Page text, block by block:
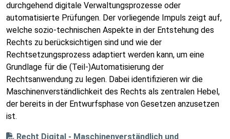
durchgehend digitale Verwaltungsprozesse oder
automatisierte Prüfungen. Der vorliegende Impuls zeigt auf,
welche sozio-technischen Aspekte in der Entstehung des
Rechts zu berücksichtigen sind und wie der
Rechtsetzungsprozess adaptiert werden kann, um eine
Grundlage für die (Teil-)Automatisierung der
Rechtsanwendung zu legen. Dabei identifizieren wir die
Maschinenverständlichkeit des Rechts als zentralen Hebel,
der bereits in der Entwurfsphase von Gesetzen anzusetzen
ist.
Recht Digital - Maschinenverständlich und